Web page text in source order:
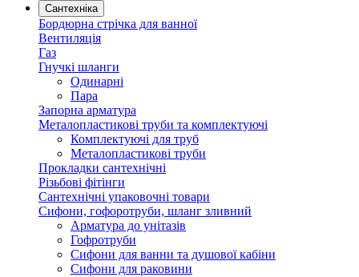
Сантехніка
Бордюрна стрічка для ванної
Вентиляція
Газ
Гнучкі шланги
Одинарні
Пара
Запорна арматура
Металопластикові труби та комплектуючі
Комплектуючі для труб
Металопластикові труби
Прокладки сантехнічні
Різьбові фітінги
Сантехнічні упаковочні товари
Сифони, гофоротруби, шланг зливний
Арматура до унітазів
Гофротруби
Сифони для ванни та душової кабіни
Сифони для раковини